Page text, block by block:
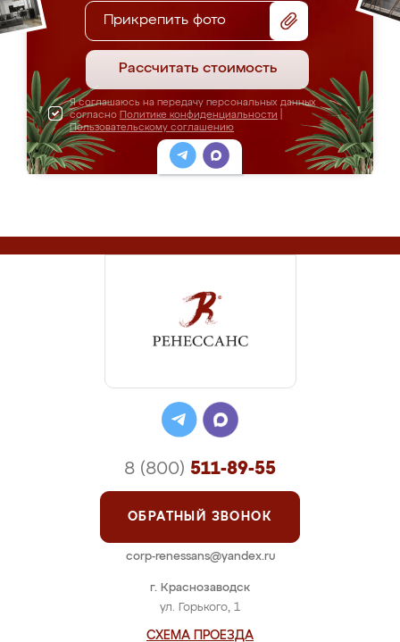
Прикрепить фото
Рассчитать стоимость
Я соглашаюсь на передачу персональных данных
согласно Политике конфиденциальности
Пользовательскому соглашению
г. Краснозаводск
ул. Горького, 1
СХЕМА ПРОЕЗДА
8 (800) 511-89-55
ОБРАТНЫЙ ЗВОНОК
corp-renessans@yandex.ru